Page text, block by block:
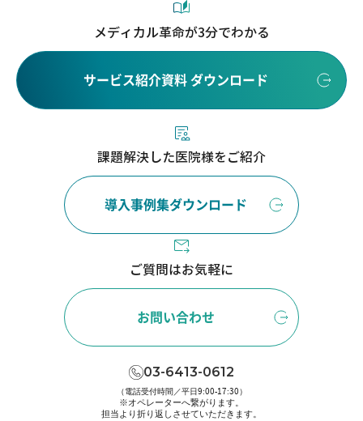
メディカル革命が3分でわかる
サービス紹介資料 ダウンロード
課題解決した医院様をご紹介
導入事例集ダウンロード
ご質問はお気軽に
お問い合わせ
03-6413-0612
（電話受付時間／平日9:00-17:30）
※オペレーターへ繋がります。
担当より折り返しさせていただきます。